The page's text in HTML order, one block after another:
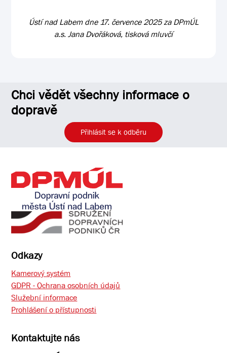
Ústí nad Labem dne 17. července 2025 za DPmÚL
a.s. Jana Dvořáková, tisková mluvčí
Chci vědět všechny informace o
dopravě
Přihlásit se k odběru
Odkazy
Kamerový systém
GDPR - Ochrana osobních údajů
Služební informace
Prohlášení o přístupnosti
Kontaktujte nás